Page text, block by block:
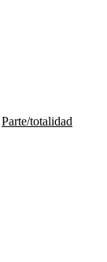
Parte/totalidad